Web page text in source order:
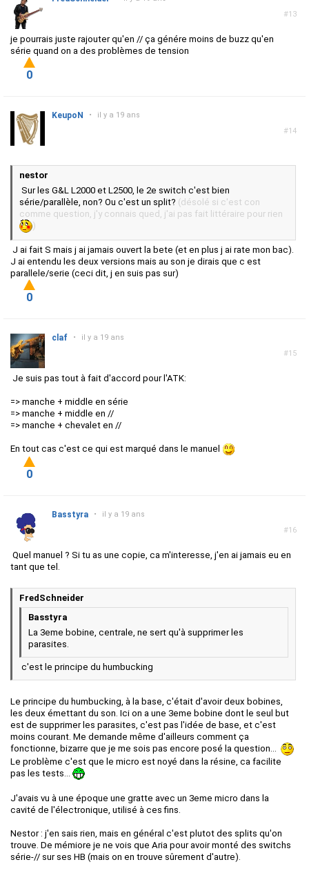
#13
je pourrais juste rajouter qu'en // ça génére moins de buzz qu'en
série quand on a des problèmes de tension
0
#14
KeupoN • il y a 19 ans
nestor
Sur les G&L L2000 et L2500, le 2e switch c'est bien
série/parallèle, non? Ou c'est un split? (désolé si c'est con
comme question, j'y connais qued, j'ai pas fait littéraire pour rien
)
J ai fait S mais j ai jamais ouvert la bete (et en plus j ai rate mon bac).
J ai entendu les deux versions mais au son je dirais que c est
parallele/serie (ceci dit, j en suis pas sur)
0
#15
claf • il y a 19 ans
Je suis pas tout à fait d'accord pour l'ATK:
=> manche + middle en série
=> manche + middle en //
=> manche + chevalet en //
En tout cas c'est ce qui est marqué dans le manuel
0
#16
Basstyra • il y a 19 ans
Quel manuel ? Si tu as une copie, ca m'interesse, j'en ai jamais eu en
tant que tel.
FredSchneider
Basstyra
La 3eme bobine, centrale, ne sert qu'à supprimer les
parasites.
c'est le principe du humbucking
Le principe du humbucking, à la base, c'était d'avoir deux bobines,
les deux émettant du son. Ici on a une 3eme bobine dont le seul but
est de supprimer les parasites, c'est pas l'idée de base, et c'est
moins courant. Me demande même d'ailleurs comment ça
fonctionne, bizarre que je me sois pas encore posé la question...
Le problème c'est que le micro est noyé dans la résine, ca facilite
pas les tests...
J'avais vu à une époque une gratte avec un 3eme micro dans la
cavité de l'électronique, utilisé à ces fins.
Nestor : j'en sais rien, mais en général c'est plutot des splits qu'on
trouve. De mémiore je ne vois que Aria pour avoir monté des switchs
série-// sur ses HB (mais on en trouve sûrement d'autre).